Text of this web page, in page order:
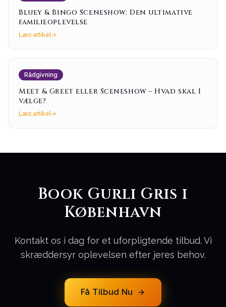
Bluey & Bingo Sceneshow: Den ultimative
familieoplevelse
Læs artikel
Rådgivning
Meet & Greet eller Sceneshow – Hvad skal I
vælge?
Læs artikel
Book Gurli Gris i
København
Kontakt os i dag for et uforpligtende tilbud. Vi
skræddersyr oplevelsen efter jeres behov.
Få Tilbud Nu